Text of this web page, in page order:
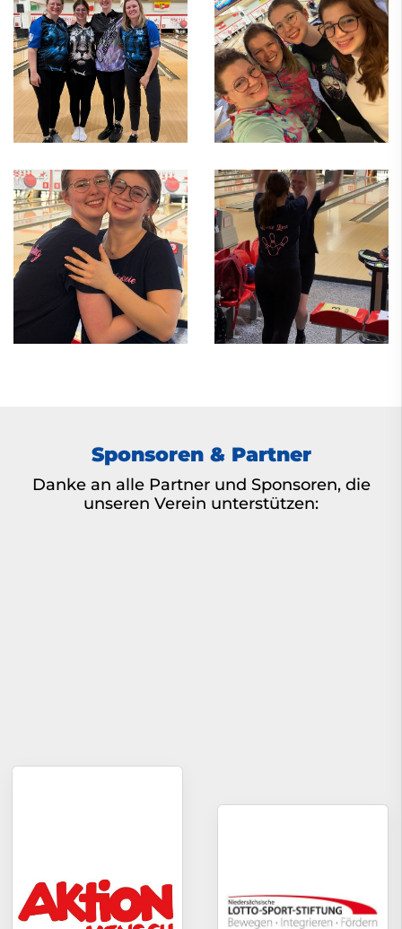
Sponsoren & Partner
Danke an alle Partner und Sponsoren, die
unseren Verein unterstützen: